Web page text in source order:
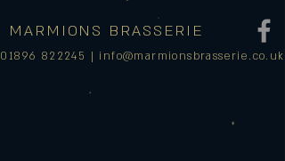
MARMIONS BRASSERIE
01896 822245 | info@marmionsbrasserie.co.uk